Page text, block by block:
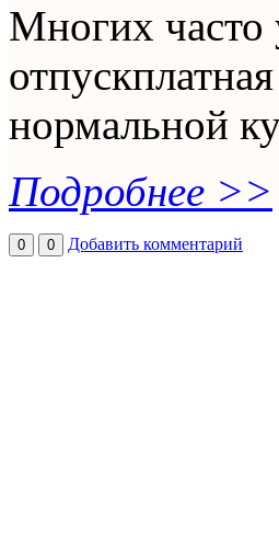
Многих
нормальной
Подробнее >>
0 0 Добавить комментарий